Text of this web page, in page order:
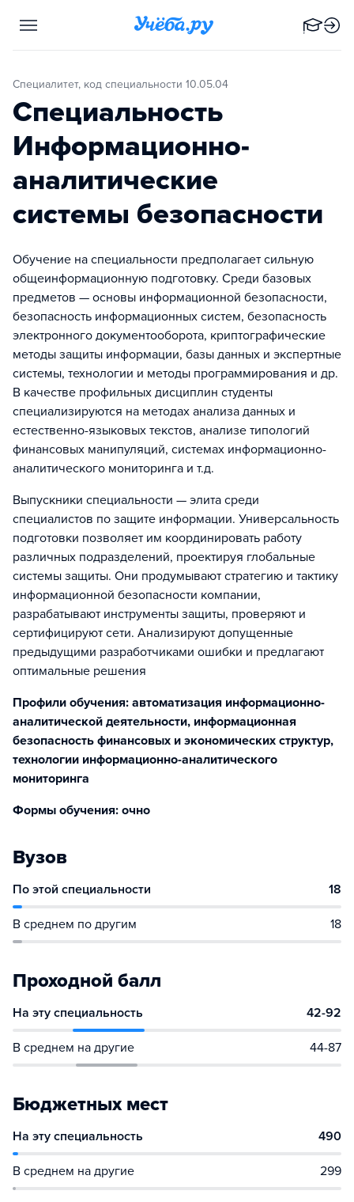
Специалитет, код специальности 10.05.04
Специальность
Информационно-
аналитические
системы безопасности
Обучение на специальности предполагает сильную
общеинформационную подготовку. Среди базовых
предметов — основы информационной безопасности,
безопасность информационных систем, безопасность
электронного документооборота, криптографические
методы защиты информации, базы данных и экспертные
системы, технологии и методы программирования и др.
В качестве профильных дисциплин студенты
специализируются на методах анализа данных и
естественно-языковых текстов, анализе типологий
финансовых манипуляций, системах информационно-
аналитического мониторинга и т.д.
Выпускники специальности — элита среди
специалистов по защите информации. Универсальность
подготовки позволяет им координировать работу
различных подразделений, проектируя глобальные
системы защиты. Они продумывают стратегию и тактику
информационной безопасности компании,
разрабатывают инструменты защиты, проверяют и
сертифицируют сети. Анализируют допущенные
предыдущими разработчиками ошибки и предлагают
оптимальные решения
Профили обучения: автоматизация информационно-
аналитической деятельности, информационная
безопасность финансовых и экономических структур,
технологии информационно-аналитического
мониторинга
Формы обучения: очно
Вузов
По этой специальности 18
В среднем по другим 18
Проходной балл
На эту специальность 42-92
В среднем на другие 44-87
Бюджетных мест
На эту специальность 490
В среднем на другие 299